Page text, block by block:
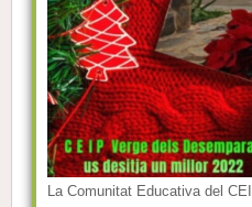
La Comunitat Educativa del